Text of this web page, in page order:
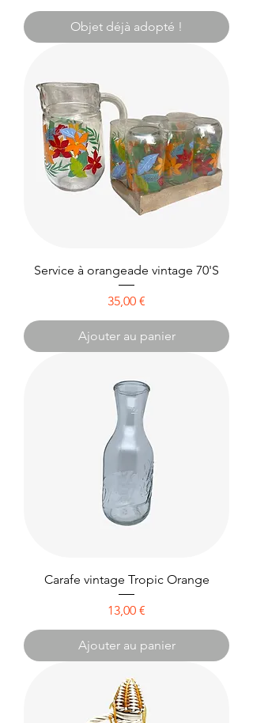
Objet déjà adopté !
Service à orangeade vintage 70'S
Prix
35,00 €
Ajouter au panier
Carafe vintage Tropic Orange
Prix
13,00 €
Ajouter au panier